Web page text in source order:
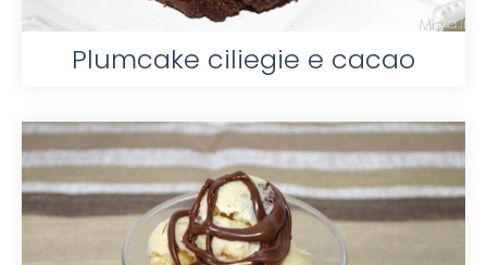
Plumcake ciliegie e cacao